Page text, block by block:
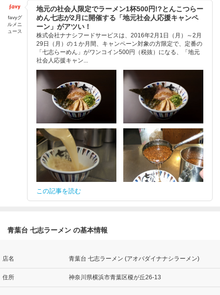
favyグ
ルメニ
ュース
地元の社会人限定でラーメン1杯500円!?とんこつらー
めん七志が2月に開催する「地元社会人応援キャンペ
ーン」がアツい！
株式会社ナナシフードサービスは、2016年2月1日（月）～2月
29日（月）の１か月間、キャンペーン対象の方限定で、定番の
「七志らーめん」がワンコイン500円（税抜）になる、「地元
社会人応援キャン...
この記事を読む
青葉台 七志ラーメン の基本情報
店名 青葉台 七志ラーメン (アオバダイナナシラーメン)
住所 神奈川県横浜市青葉区榎が丘26-13